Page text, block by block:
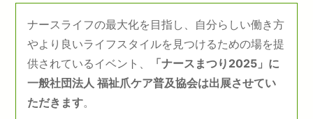
ナースライフの最⼤化を⽬指し、⾃分らしい働き⽅
やより良いライフスタイルを⾒つけるための場を提
供されているイベント、
「ナースまつり2025」に
一般社団法人 福祉爪ケア普及協会は出展させてい
ただきます。